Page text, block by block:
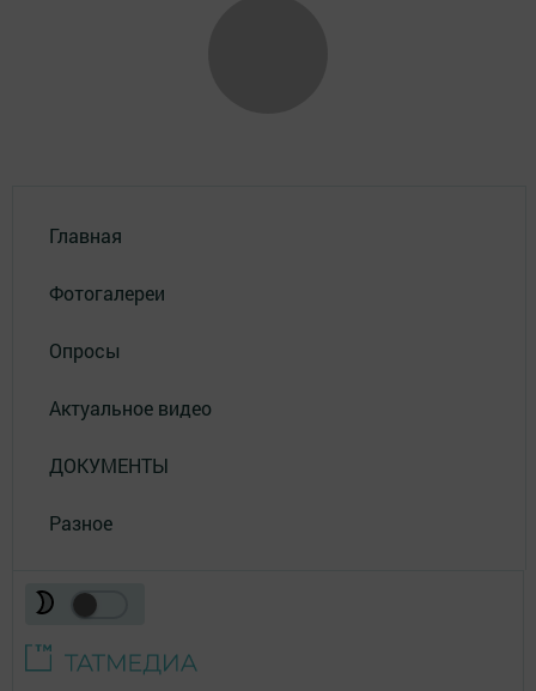
Главная
Фотогалереи
Опросы
Актуальное видео
ДОКУМЕНТЫ
Разное